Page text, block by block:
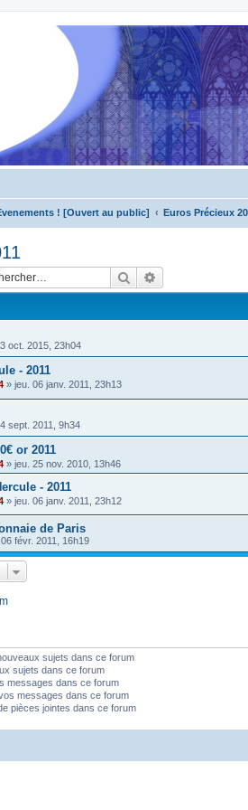
! [Ouvert au public] Euros Précieux
Rechercher
oct. 2015, 23h04
- 2011
» jeu. 06 janv. 2011, 23h13
sept. 2011, 9h34
or 2011
» jeu. 25 nov. 2010, 13h46
- 2011
» jeu. 06 janv. 2011, 23h12
de Paris
févr. 2011, 16h19
sujets dans ce forum
sujets dans ce forum
messages dans ce forum
messages dans ce forum
pièces jointes dans ce forum